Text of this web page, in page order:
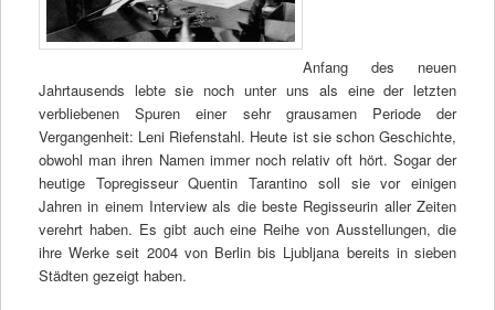
Anfang des neuen
Jahrtausends lebte sie noch unter uns als eine der letzten
verbliebenen Spuren einer sehr grausamen Periode der
Vergangenheit: Leni Riefenstahl. Heute ist sie schon Geschichte,
obwohl man ihren Namen immer noch relativ oft hört. Sogar der
heutige Topregisseur Quentin Tarantino soll sie vor einigen
Jahren in einem Interview als die beste Regisseurin aller Zeiten
verehrt haben. Es gibt auch eine Reihe von Ausstellungen, die
ihre Werke seit 2004 von Berlin bis Ljubljana bereits in sieben
Städten gezeigt haben.